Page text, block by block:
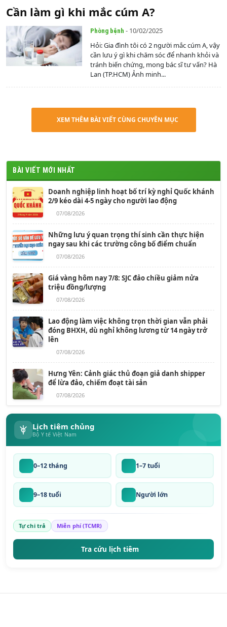
Cần làm gì khi mắc cúm A?
Phòng bệnh - 10/02/2025
Hỏi: Gia đình tôi có 2 người mắc cúm A, vậy
cần lưu ý gì khi chăm sóc để nhanh khỏi và
tránh biến chứng, mong bác sĩ tư vấn? Hà
Lan (TP.HCM) Ảnh minh...
XEM THÊM BÀI VIẾT CÙNG CHUYÊN MỤC
BÀI VIẾT MỚI NHẤT
Doanh nghiệp linh hoạt bố trí kỳ nghỉ Quốc khánh
2/9 kéo dài 4-5 ngày cho người lao động
07/08/2026
Những lưu ý quan trọng thí sinh cần thực hiện
ngay sau khi các trường công bố điểm chuẩn
07/08/2026
Giá vàng hôm nay 7/8: SJC đảo chiều giảm nửa
triệu đồng/lượng
07/08/2026
Lao động làm việc không trọn thời gian vẫn phải
đóng BHXH, dù nghỉ không lương từ 14 ngày trở
lên
07/08/2026
Hưng Yên: Cảnh giác thủ đoạn giả danh shipper
để lừa đảo, chiếm đoạt tài sản
07/08/2026
Lịch tiêm chủng
Bộ Y tế Việt Nam
0–12 tháng 1–7 tuổi
9–18 tuổi Người lớn
Tự chi trả Miễn phí (TCMR)
Tra cứu lịch tiêm